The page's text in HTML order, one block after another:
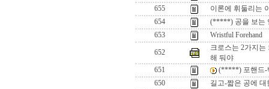
655
이론에 휘둘리는
654
(*****) 공을 보는
653
Wristful Forehand
652
크로스는 2가지는
해 둬야
651
(*****) 포핸드-
650
길고-짧은 공에